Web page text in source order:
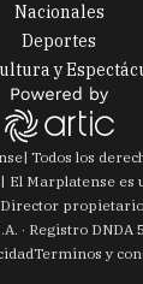
Nacionales
Deportes
y
| Todos los
El Marplatense es
· Registro DNDA
Terminos y